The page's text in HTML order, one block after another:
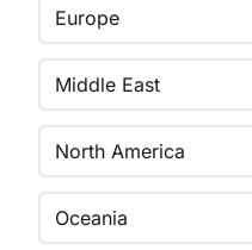
Europe
Middle East
North America
Oceania